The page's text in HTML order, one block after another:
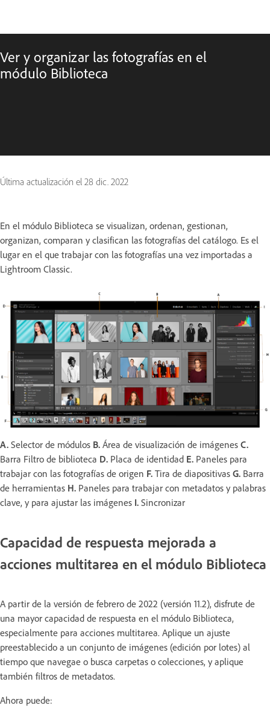
Ver y organizar las fotografías en el
módulo Biblioteca
Última actualización el 28 dic. 2022
En el módulo Biblioteca se visualizan, ordenan, gestionan,
organizan, comparan y clasifican las fotografías del catálogo. Es el
lugar en el que trabajar con las fotografías una vez importadas a
Lightroom Classic.
A. Selector de módulos B. Área de visualización de imágenes C.
Barra Filtro de biblioteca D. Placa de identidad E. Paneles para
trabajar con las fotografías de origen F. Tira de diapositivas G. Barra
de herramientas H. Paneles para trabajar con metadatos y palabras
clave, y para ajustar las imágenes I. Sincronizar
Capacidad de respuesta mejorada a
acciones multitarea en el módulo Biblioteca
A partir de la versión de febrero de 2022 (versión 11.2), disfrute de
una mayor capacidad de respuesta en el módulo Biblioteca,
especialmente para acciones multitarea. Aplique un ajuste
preestablecido a un conjunto de imágenes (edición por lotes) al
tiempo que navegae o busca carpetas o colecciones, y aplique
también filtros de metadatos.
Ahora puede: